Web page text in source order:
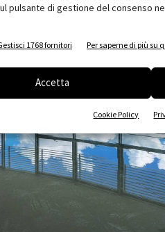
pulsante di gestione del consenso
1768 fornitori Per saperne di più su
Accetta
Cookie Policy